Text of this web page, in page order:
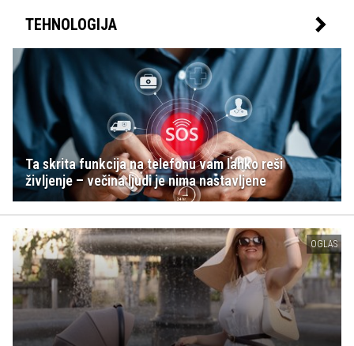
TEHNOLOGIJA
Ta skrita funkcija na telefonu vam lahko reši
življenje – večina ljudi je nima nastavljene
OGLAS